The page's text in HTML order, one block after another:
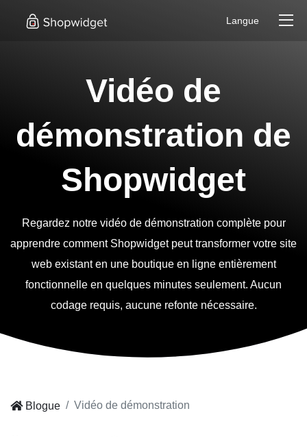
Langue
Vidéo de
démonstration de
Shopwidget
Regardez notre vidéo de démonstration complète pour
apprendre comment Shopwidget peut transformer votre site
web existant en une boutique en ligne entièrement
fonctionnelle en quelques minutes seulement. Aucun
codage requis, aucune refonte nécessaire.
Blogue Vidéo de démonstration